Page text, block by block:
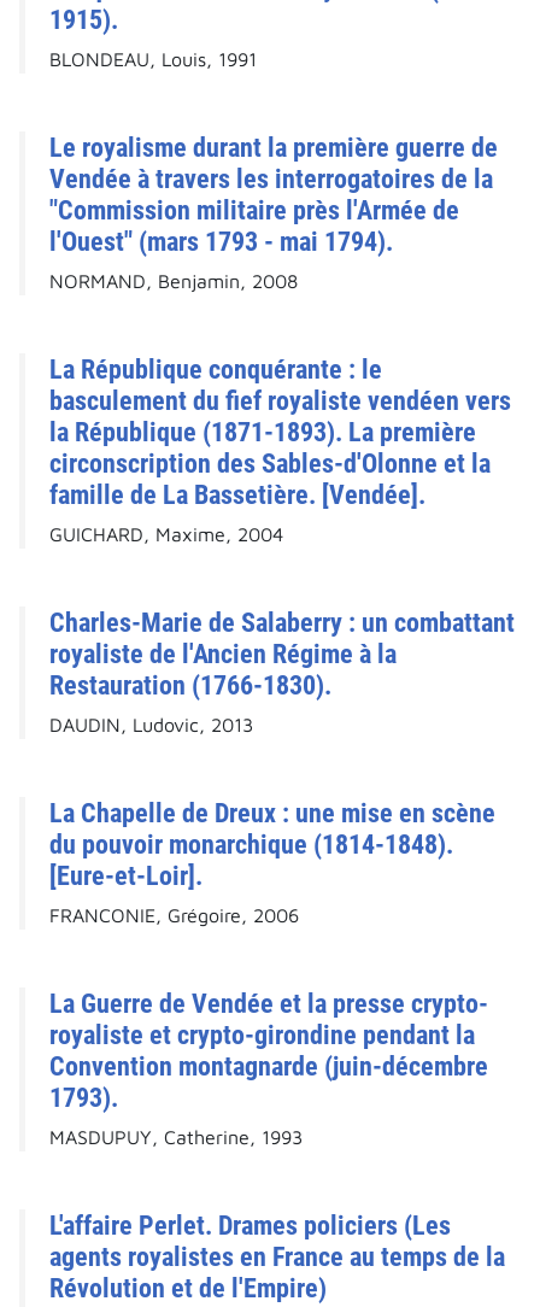
1915).
BLONDEAU, Louis, 1991
Le royalisme durant la première guerre de
Vendée à travers les interrogatoires de la
"Commission militaire près l'Armée de
l'Ouest" (mars 1793 - mai 1794).
NORMAND, Benjamin, 2008
La République conquérante : le
basculement du fief royaliste vendéen vers
la République (1871-1893). La première
circonscription des Sables-d'Olonne et la
famille de La Bassetière. [Vendée].
GUICHARD, Maxime, 2004
Charles-Marie de Salaberry : un combattant
royaliste de l'Ancien Régime à la
Restauration (1766-1830).
DAUDIN, Ludovic, 2013
La Chapelle de Dreux : une mise en scène
du pouvoir monarchique (1814-1848).
[Eure-et-Loir].
FRANCONIE, Grégoire, 2006
La Guerre de Vendée et la presse crypto-
royaliste et crypto-girondine pendant la
Convention montagnarde (juin-décembre
1793).
MASDUPUY, Catherine, 1993
L'affaire Perlet. Drames policiers (Les
agents royalistes en France au temps de la
Révolution et de l'Empire)